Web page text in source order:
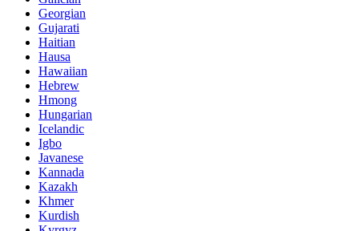
Georgian
Gujarati
Haitian
Hausa
Hawaiian
Hebrew
Hmong
Hungarian
Icelandic
Igbo
Javanese
Kannada
Kazakh
Khmer
Kurdish